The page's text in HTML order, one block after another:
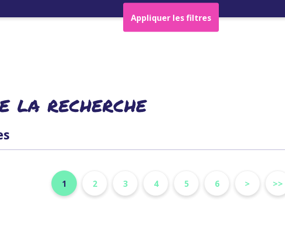
Appliquer les filtres
la recherche
1 2 3 4 5 6 > >>